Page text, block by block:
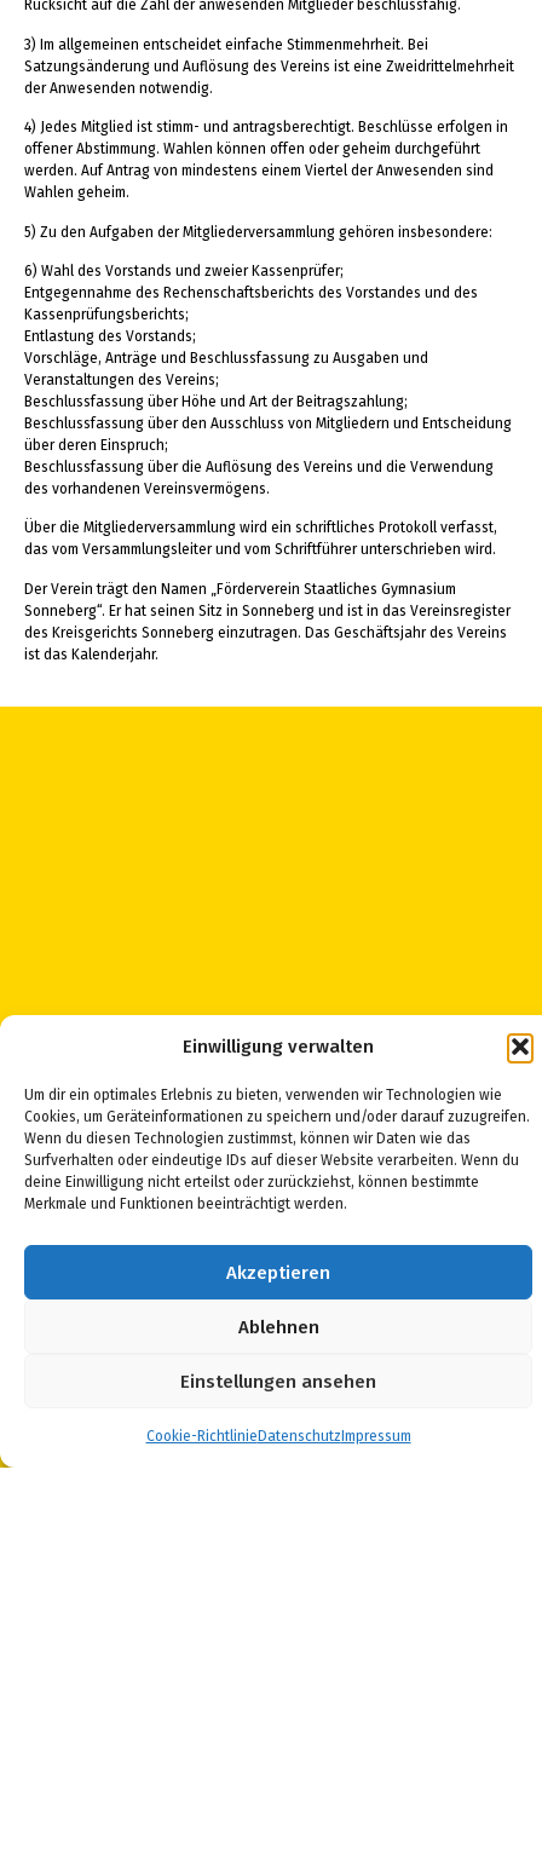
Einwilligung verwalten
Um dir ein optimales Erlebnis zu bieten, verwenden wir Technologien wie
Cookies, um Geräteinformationen zu speichern und/oder darauf zuzugreifen.
Wenn du diesen Technologien zustimmst, können wir Daten wie das
Surfverhalten oder eindeutige IDs auf dieser Website verarbeiten. Wenn du
deine Einwilligung nicht erteilst oder zurückziehst, können bestimmte
Merkmale und Funktionen beeinträchtigt werden.
Akzeptieren
Ablehnen
Einstellungen ansehen
Cookie-Richtlinie Datenschutz Impressum
Rücksicht auf die Zahl der anwesenden Mitglieder beschlussfähig.
3) Im allgemeinen entscheidet einfache Stimmenmehrheit. Bei
Satzungsänderung und Auflösung des Vereins ist eine Zweidrittelmehrheit
der Anwesenden notwendig.
4) Jedes Mitglied ist stimm- und antragsberechtigt. Beschlüsse erfolgen in
offener Abstimmung. Wahlen können offen oder geheim durchgeführt
werden. Auf Antrag von mindestens einem Viertel der Anwesenden sind
Wahlen geheim.
5) Zu den Aufgaben der Mitgliederversammlung gehören insbesondere:
6) Wahl des Vorstands und zweier Kassenprüfer;
Entgegennahme des Rechenschaftsberichts des Vorstandes und des
Kassenprüfungsberichts;
Entlastung des Vorstands;
Vorschläge, Anträge und Beschlussfassung zu Ausgaben und
Veranstaltungen des Vereins;
Beschlussfassung über Höhe und Art der Beitragszahlung;
Beschlussfassung über den Ausschluss von Mitgliedern und Entscheidung
über deren Einspruch;
Beschlussfassung über die Auflösung des Vereins und die Verwendung
des vorhandenen Vereinsvermögens.
Über die Mitgliederversammlung wird ein schriftliches Protokoll verfasst,
das vom Versammlungsleiter und vom Schriftführer unterschrieben wird.
Der Verein trägt den Namen „Förderverein Staatliches Gymnasium
Sonneberg“. Er hat seinen Sitz in Sonneberg und ist in das Vereinsregister
des Kreisgerichts Sonneberg einzutragen. Das Geschäftsjahr des Vereins
ist das Kalenderjahr.
Staatliches Gymnasium
Hermann Pistor
Dammstraße 50
96515 Sonneberg
Fax: 03675 4688931